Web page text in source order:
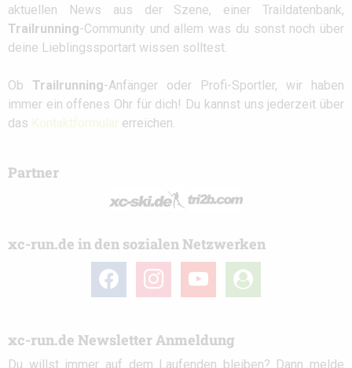
aktuellen News aus der Szene, einer Traildatenbank,
Trailrunning-Community und allem was du sonst noch über
deine Lieblingssportart wissen solltest.
Ob Trailrunning-Anfänger oder Profi-Sportler, wir haben
immer ein offenes Ohr für dich! Du kannst uns jederzeit über
das Kontaktformular erreichen.
Partner
xc-run.de in den sozialen Netzwerken
facebook instagramyoutube
user-
circle
xc-run.de Newsletter Anmeldung
Du willst immer auf dem Laufenden bleiben? Dann melde